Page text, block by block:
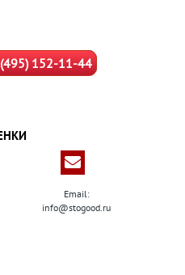
152-11-44
Email:
info@stogood.ru